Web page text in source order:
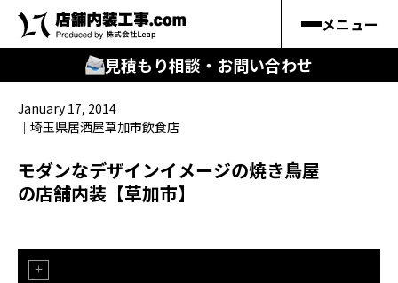
メニュー
見積もり相談・お問い合わせ
🔍︎探す
キーワードから
施工事例
January 17, 2014
埼玉県居酒屋草加市飲食店
モダンなデザインイメージの焼き鳥屋
の店舗内装【草加市】